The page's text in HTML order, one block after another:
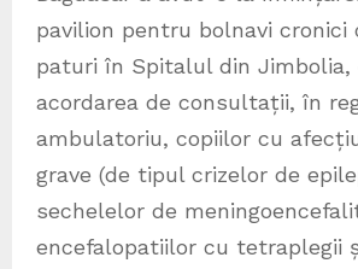
pavilion pentru bolnavi cronici
paturi în Spitalul din Jimbolia,
acordarea de consultații, în
ambulatoriu, copiilor cu
grave (de tipul crizelor de
sechelelor de
encefalopatiilor cu tetraplegii